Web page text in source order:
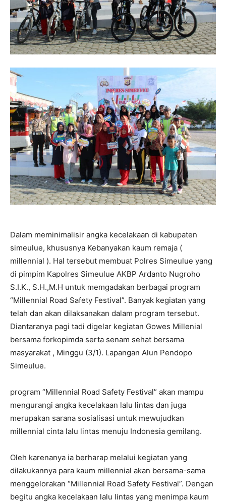
Dalam meminimalisir angka kecelakaan di kabupaten
simeulue, khususnya Kebanyakan kaum remaja (
millennial ). Hal tersebut membuat Polres Simeulue yang
di pimpim Kapolres Simeulue AKBP Ardanto Nugroho
S.I.K., S.H.,M.H untuk memgadakan berbagai program
“Millennial Road Safety Festival”. Banyak kegiatan yang
telah dan akan dilaksanakan dalam program tersebut.
Diantaranya pagi tadi digelar kegiatan Gowes Millenial
bersama forkopimda serta senam sehat bersama
masyarakat , Minggu (3/1). Lapangan Alun Pendopo
Simeulue.
program “Millennial Road Safety Festival” akan mampu
mengurangi angka kecelakaan lalu lintas dan juga
merupakan sarana sosialisasi untuk mewujudkan
millennial cinta lalu lintas menuju Indonesia gemilang.
Oleh karenanya ia berharap melalui kegiatan yang
dilakukannya para kaum millennial akan bersama-sama
menggelorakan “Millennial Road Safety Festival”. Dengan
begitu angka kecelakaan lalu lintas yang menimpa kaum